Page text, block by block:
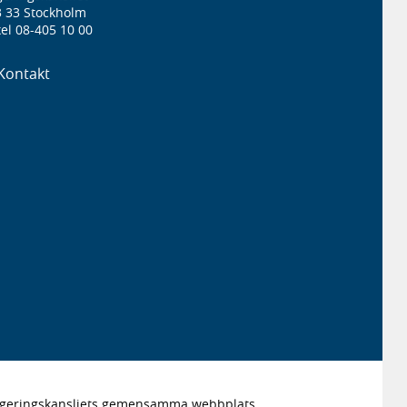
33 Stockholm
08-405 10 00